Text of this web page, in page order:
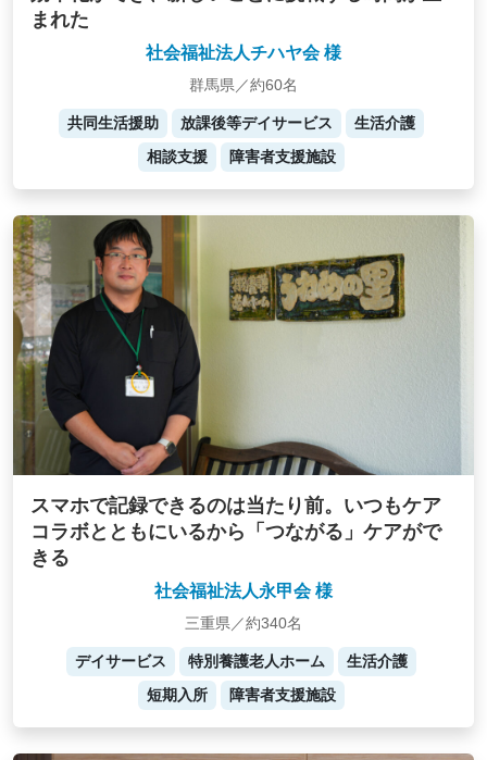
まれた
社会福祉法人チハヤ会 様
群馬県／約60名
共同生活援助 放課後等デイサービス
生活介護
相談支援
障害者支援施設
スマホで記録できるのは当たり前。いつもケア
コラボとともにいるから「つながる」ケアがで
きる
社会福祉法人永甲会 様
三重県／約340名
デイサービス 特別養護老人ホーム
生活介護
短期入所
障害者支援施設